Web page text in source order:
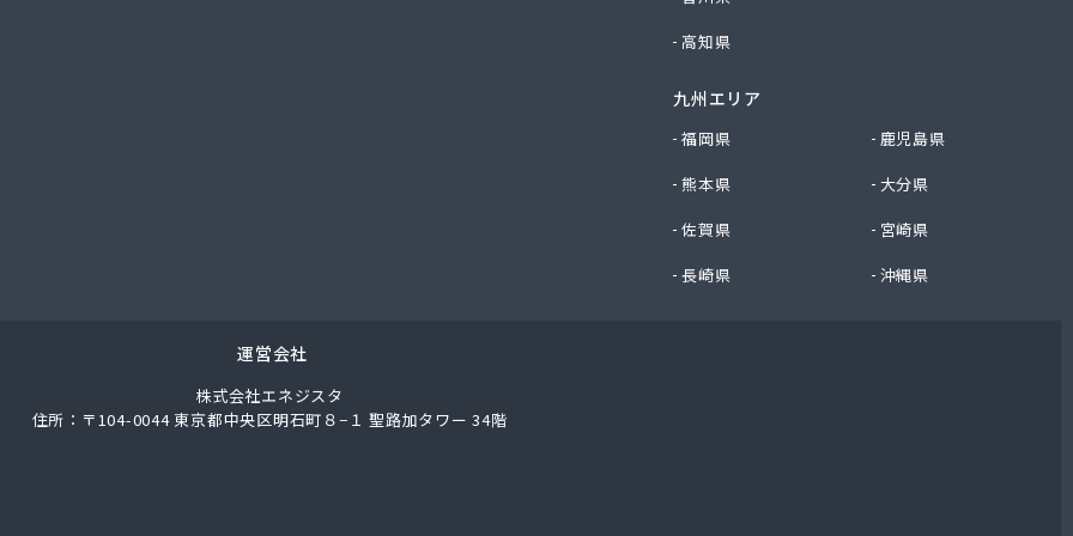
株式会社 エネルギー熊本支店
高知県
九州エリア
福岡県
鹿児島県
熊本県
大分県
佐賀県
宮崎県
長崎県
沖縄県
運営会社
株式会社エネジスタ
住所：〒104-0044 東京都中央区明石町８−１ 聖路加タワー 34階